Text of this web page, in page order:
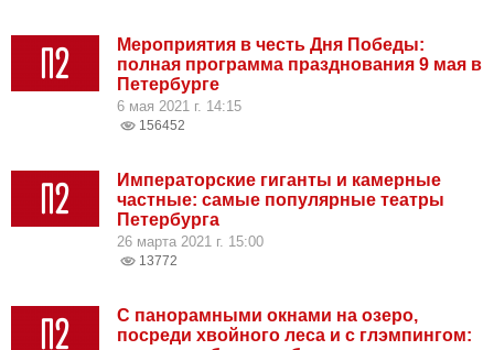
Мероприятия в честь Дня Победы:
полная программа празднования 9 мая в
Петербурге
6 мая 2021 г. 14:15
156452
Императорские гиганты и камерные
частные: самые популярные театры
Петербурга
26 марта 2021 г. 15:00
13772
С панорамными окнами на озеро,
посреди хвойного леса и с глэмпингом: